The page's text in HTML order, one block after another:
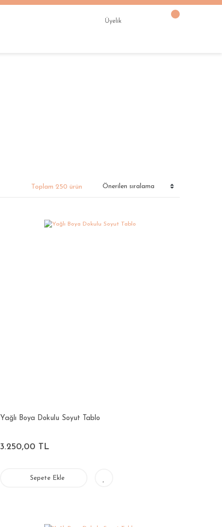
Üyelik
Toplam 250 ürün
Yağlı Boya Dokulu Soyut Tablo
3.250,00 TL
Sepete Ekle